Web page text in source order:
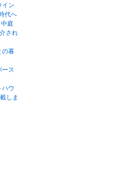
ン
代へ
庭
され
の暮
ス
ハウ
しま